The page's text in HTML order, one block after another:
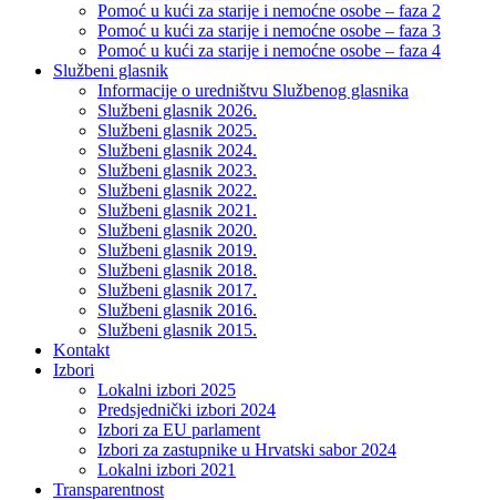
Pomoć u kući za starije i nemoćne osobe – faza 2
Pomoć u kući za starije i nemoćne osobe – faza 3
Pomoć u kući za starije i nemoćne osobe – faza 4
Službeni glasnik
Informacije o uredništvu Službenog glasnika
Službeni glasnik 2026.
Službeni glasnik 2025.
Službeni glasnik 2024.
Službeni glasnik 2023.
Službeni glasnik 2022.
Službeni glasnik 2021.
Službeni glasnik 2020.
Službeni glasnik 2019.
Službeni glasnik 2018.
Službeni glasnik 2017.
Službeni glasnik 2016.
Službeni glasnik 2015.
Kontakt
Izbori
Lokalni izbori 2025
Predsjednički izbori 2024
Izbori za EU parlament
Izbori za zastupnike u Hrvatski sabor 2024
Lokalni izbori 2021
Transparentnost